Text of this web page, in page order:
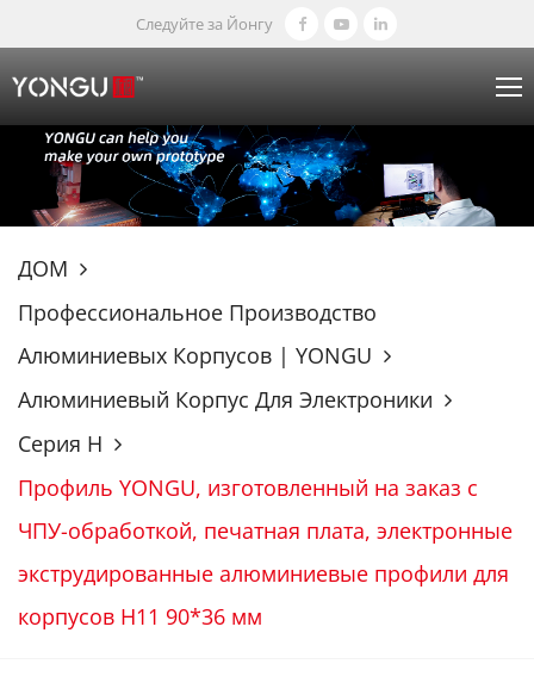
Следуйте за Йонгу
ДОМ
Профессиональное Производство
Алюминиевых Корпусов | YONGU
Алюминиевый Корпус Для Электроники
Серия H
Профиль YONGU, изготовленный на заказ с
ЧПУ-обработкой, печатная плата, электронные
экструдированные алюминиевые профили для
корпусов H11 90*36 мм